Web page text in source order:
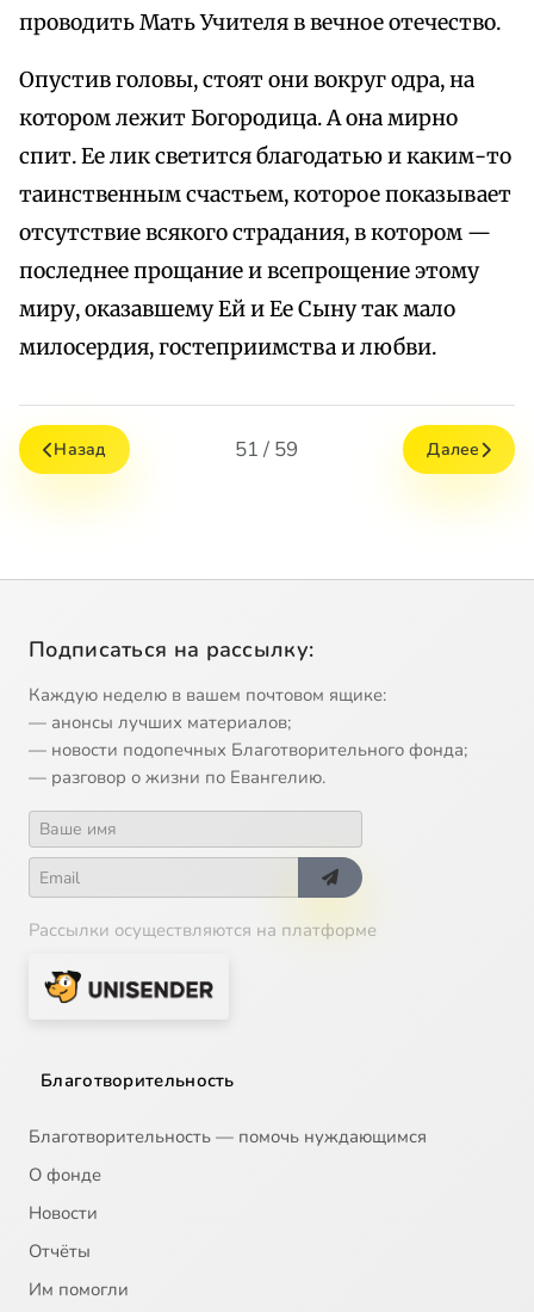
проводить Мать Учителя в вечное отечество.
Опустив головы, стоят они вокруг одра, на
котором лежит Богородица. А она мирно
спит. Ее лик светится благодатью и каким-то
таинственным счастьем, которое показывает
отсутствие всякого страдания, в котором —
последнее прощание и всепрощение этому
миру, оказавшему Ей и Ее Сыну так мало
милосердия, гостеприимства и любви.
Назад 51 / 59 Далее
Подписаться на рассылку:
Каждую неделю в вашем почтовом ящике:
— анонсы лучших материалов;
— новости подопечных Благотворительного фонда;
— разговор о жизни по Евангелию.
Рассылки осуществляются на платформе
Благотворительность
Благотворительность — помочь нуждающимся
О фонде
Новости
Отчёты
Им помогли